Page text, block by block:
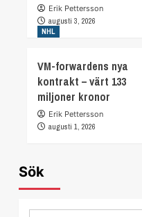
Erik Pettersson
augusti 3, 2026
NHL
VM-forwardens nya
kontrakt – värt 133
miljoner kronor
Erik Pettersson
augusti 1, 2026
Sök